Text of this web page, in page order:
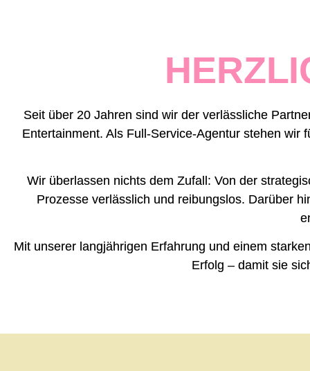
Seit über 20 Jahren sind wir der verlässliche
Entertainment. Als Full-Service-Agentur stehen
Wir überlassen nichts dem Zufall: Von der
Prozesse verlässlich und reibungslos. Darüber
Mit unserer langjährigen Erfahrung und einem
Erfolg – damit sie